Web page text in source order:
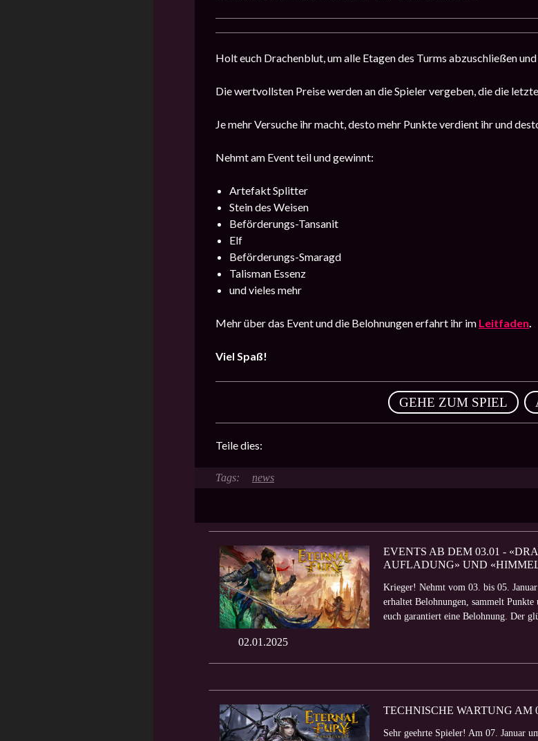
Holt euch Drachenblut, um alle Etagen des Turms abzuschließen
Die wertvollsten Preise werden an die Spieler vergeben, die die
Je mehr Versuche ihr macht, desto mehr Punkte verdient ihr und
Nehmt am Event teil und gewinnt:
Artefakt Splitter
Stein des Weisen
Beförderungs-Tansanit
Elf
Beförderungs-Smaragd
Talisman Essenz
und vieles mehr
Mehr über das Event und die Belohnungen erfahrt ihr im Leitfaden.
Viel Spaß!
GEHE ZUM SPIEL ,
Teile dies:
news
02.01.2025
EVENTS AB DEM 03.01 -
AUFLADUNG» UND
Krieger! Nehmt vom 03. bis 05.
erhaltet Belohnungen, sammelt
euch garantiert eine Belohnung. Der
TECHNISCHE WARTUNG AM
Sehr geehrte Spieler! Am 07. Januar